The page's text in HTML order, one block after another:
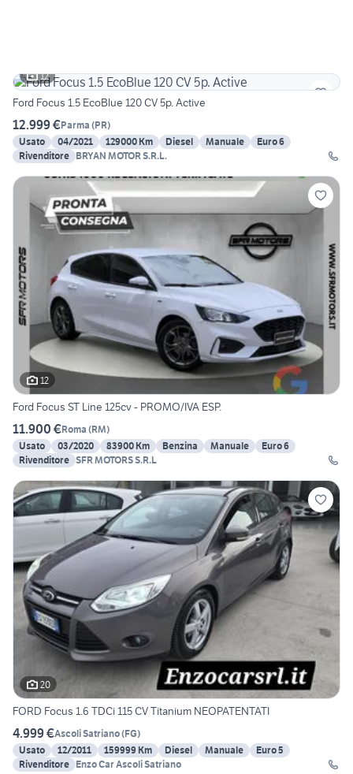
12
Ford Focus 1.5 EcoBlue 120 CV 5p. Active
12.999 €Parma (PR)
Usato
04/2021 129000 Km Diesel Manuale
Euro 6
Rivenditore BRYAN MOTOR S.R.L.
12
Ford Focus ST Line 125cv - PROMO/IVA ESP.
11.900 €Roma (RM)
Usato
03/2020 83900 Km Benzina Manuale
Euro 6
Rivenditore SFR MOTORS S.R.L
20
FORD Focus 1.6 TDCi 115 CV Titanium NEOPATENTATI
4.999 €Ascoli Satriano(FG)
Usato
12/2011 159999 Km Diesel Manuale
Euro 5
Rivenditore Enzo Car Ascoli Satriano